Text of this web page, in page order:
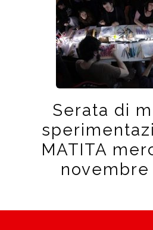
Serata di
MATITA
novembre